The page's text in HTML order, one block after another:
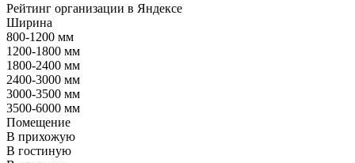
Рейтинг организации в Яндексе
Ширина
800-1200 мм
1200-1800 мм
1800-2400 мм
2400-3000 мм
3000-3500 мм
3500-6000 мм
Помещение
В прихожую
В гостиную